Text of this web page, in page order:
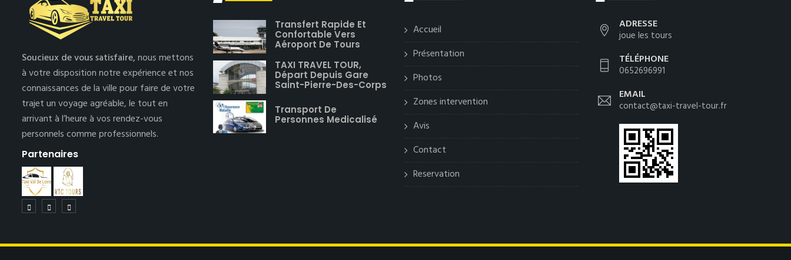
Soucieux de vous satisfaire,nous mettons
à votre disposition notre expérience et nos
connaissances de la ville pour faire de votre
trajet un voyage agréable, le tout en
arrivant à l’heure à vos rendez-vous
personnels comme professionnels.
Partenaires
Transfert Rapide Et
Confortable Vers
Aéroport De Tours
TAXI TRAVEL TOUR,
Départ Depuis Gare
Saint-Pierre-Des-Corps
Transport De
Personnes Medicalisé
Accueil
Présentation
Photos
Zones intervention
Avis
Contact
Reservation
ADRESSE
joue les tours
TÉLÉPHONE
0652696991
EMAIL
contact@taxi-travel-tour.fr